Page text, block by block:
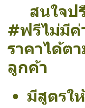
สนใจปรึ
#ฟรีไม่มีค่
ราคาได้ต
ลูกค้า
มีสูตรใ